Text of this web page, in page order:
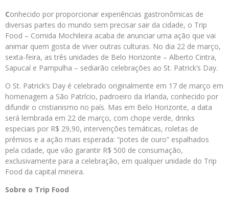
Conhecido por proporcionar experiências gastronômicas de
diversas partes do mundo sem precisar sair da cidade, o Trip
Food – Comida Mochileira acaba de anunciar uma ação que vai
animar quem gosta de viver outras culturas. No dia 22 de março,
sexta-feira, as três unidades de Belo Horizonte – Alberto Cintra,
Sapucaí e Pampulha – sediarão celebrações ao St. Patrick’s Day.
O St. Patrick’s Day é celebrado originalmente em 17 de março em
homenagem a São Patrício, padroeiro da Irlanda, conhecido por
difundir o cristianismo no país. Mas em Belo Horizonte, a data
será lembrada em 22 de março, com chope verde, drinks
especiais por R$ 29,90, intervenções temáticas, roletas de
prêmios e a ação mais esperada: “potes de ouro” espalhados
pela cidade, que vão garantir R$ 500 de consumação,
exclusivamente para a celebração, em qualquer unidade do Trip
Food da capital mineira.
Sobre o Trip Food